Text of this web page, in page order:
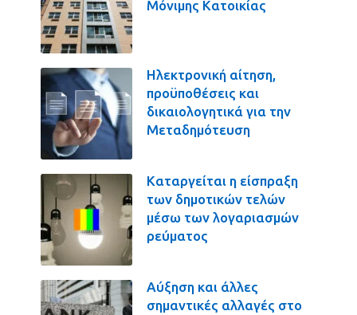
Μόνιμης Κατοικίας
Ηλεκτρονική αίτηση,
προϋποθέσεις και
δικαιολογητικά για την
Μεταδημότευση
Καταργείται η είσπραξη
των δημοτικών τελών
μέσω των λογαριασμών
ρεύματος
Αύξηση και άλλες
σημαντικές αλλαγές στο